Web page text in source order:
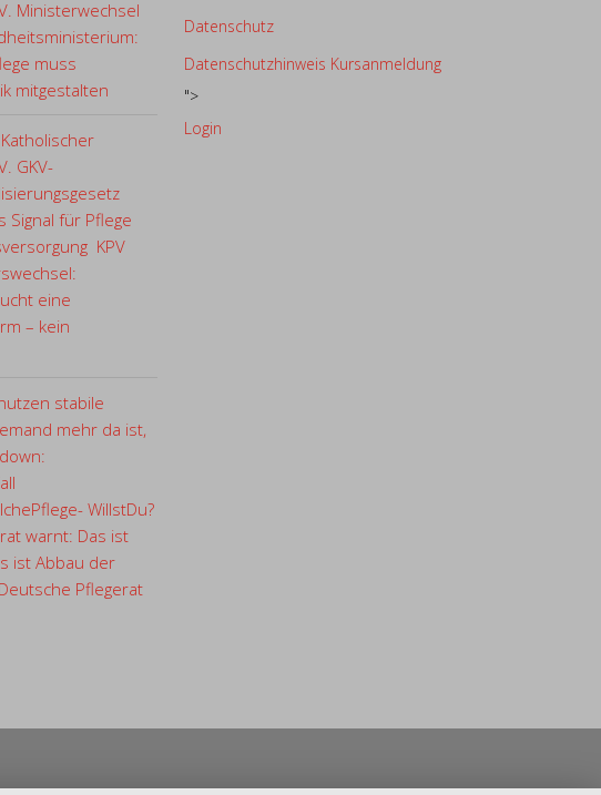
Ministerwechsel
muss
mitgestalten
GKV-
Signal für Pflege
KPV
eine
– kein
stabile
mehr da ist,
WillstDu?
warnt: Das ist
ist Abbau der
Pflegerat
Datenschutz
Datenschutzhinweis Kursanmeldung
">
Login